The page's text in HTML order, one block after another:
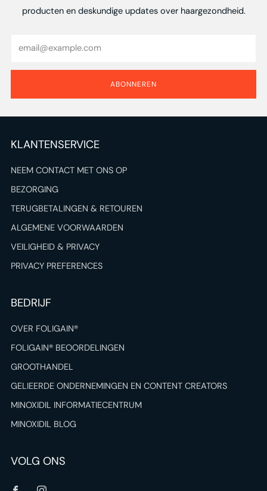
producten en deskundige updates over haargezondheid.
ABONNEREN
KLANTENSERVICE
NEEM CONTACT MET ONS OP
BEZORGING
TERUGBETALINGEN & RETOUREN
ALGEMENE VOORWAARDEN
VEILIGHEID & PRIVACY
PRIVACY PREFERENCES
BEDRIJF
OVER FOLIGAIN®
FOLIGAIN® BEOORDELINGEN
GROOTHANDEL
GELIEERDE ONDERNEMINGEN EN CONTENT CREATORS
MINOXIDIL INFORMATIECENTRUM
MINOXIDIL BLOG
VOLG ONS